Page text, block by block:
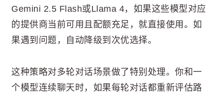
Gemini 2.5 Flash或Llama 4，如果这些模型对应
的提供商当前可用且配额充足，就直接使用。如
果遇到问题，自动降级到次优选择。
这种策略对多轮对话场景做了特别处理。你和一
个模型连续聊天时，如果每轮对话都重新评估路